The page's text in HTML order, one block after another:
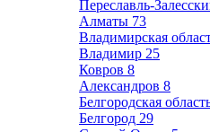
Переславль-
Алматы 73
Владимирская
Владимир 25
Ковров 8
Александров 8
Белгородская
Белгород 29